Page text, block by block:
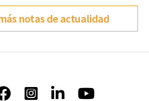
notas de actualidad